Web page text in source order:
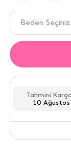
Beden Seçiniz
3-4 YAŞ
4-5 YAŞ
6-7 YAŞ
Tahmini
10